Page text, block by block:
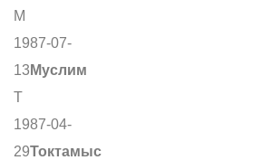
М
1987-07-
13 Муслим
Т
1987-04-
29Токтамыс